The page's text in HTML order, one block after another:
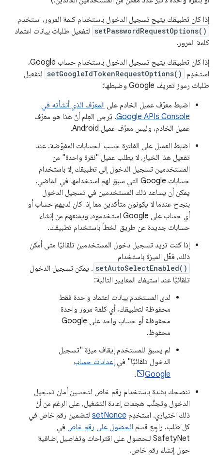
إذا كان تطبيقك يتيح تسجيل الدخول باستخدام كلمة المرور، استخدِم
setPasswordRequestOptions() لتفعيل طلبات بيانات اعتماد
كلمة المرور.
إذا كان تطبيقك يتيح تسجيل الدخول باستخدام حساب Google،
استخدِم
setGoogleIdTokenRequestOptions() لتفعيل
طلبات رموز تعريف Google وضبطها:
اضبط معرّف عميل الخادم على المعرّف الذي أنشأته في
Google APIs Console. يُرجى العِلم أنّ هذا هو معرّف
عميل الخادم، وليس معرّف عميل Android.
اضبط العميل على الفلترة حسب الحسابات المفوّضة. عند
تفعيل هذا الخيار، لا يطلب عميل "نقرة واحدة" من
المستخدمين تسجيل الدخول إلى تطبيقك إلا باستخدام
حسابات Google التي سبق لهم استخدامها في الماضي.
يمكن أن يساعد ذلك المستخدمين في تسجيل الدخول
بنجاح عندما لا يكونون متأكدين مما إذا كان لديهم حساب أو
أي حساب على Google استخدموه، ويمنعهم من إنشاء
حسابات جديدة عن طريق الخطأ باستخدام تطبيقك.
إذا كنت تريد تسجيل دخول المستخدمين تلقائيًا متى أمكن
ذلك، فعِّل الميزة باستخدام
setAutoSelectEnabled() . يمكن تسجيل الدخول
تلقائيًا عند استيفاء المعايير التالية:
لدى المستخدم بيانات اعتماد واحدة فقط
محفوظة لتطبيقك، أي كلمة مرور واحدة
محفوظة أو حساب واحد على Google
محفوظ.
لم يسبق للمستخدم إيقاف ميزة "تسجيل
الدخول تلقائيًا" في إعدادات حساب
Google
.
ننصحك بشدة باستخدام رقم خاص لتحسين أمان تسجيل
الدخول وتجنُّب هجمات إعادة التشغيل، على الرغم من أنّ
ذلك اختياري. استخدِم setNonce لتضمين رقم خاص في
كل طلب. راجِع قسم الحصول على رقم خاص في
SafetyNet للحصول على اقتراحات وتفاصيل إضافية
حول إنشاء رقم خاص.